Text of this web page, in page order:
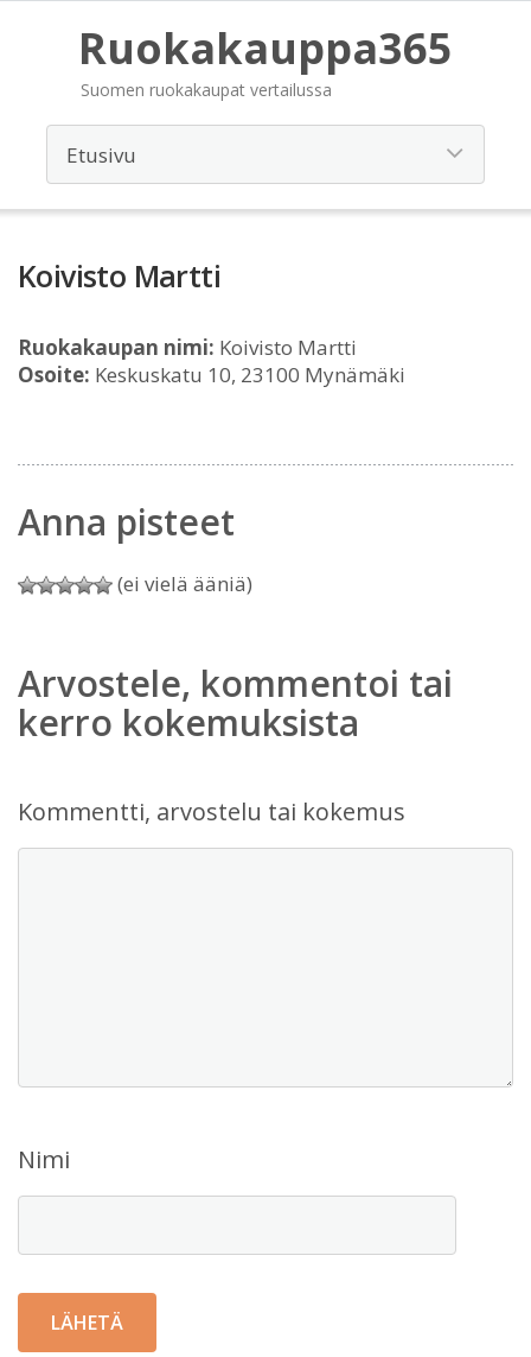
Ruokakauppa365
Suomen ruokakaupat vertailussa
Koivisto Martti
Ruokakaupan nimi: Koivisto Martti
Osoite: Keskuskatu 10, 23100 Mynämäki
Anna pisteet
(ei vielä ääniä)
Arvostele, kommentoi tai
kerro kokemuksista
Kommentti, arvostelu tai kokemus
Nimi